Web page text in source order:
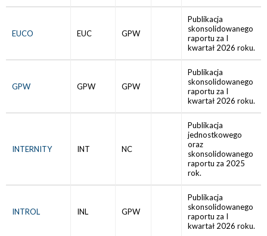
EUCO EUC GPW
Publikacja
skonsolidowanego
raportu za I
kwartał 2026 roku.
GPW GPW GPW
Publikacja
skonsolidowanego
raportu za I
kwartał 2026 roku.
INTERNITY INT NC
Publikacja
jednostkowego
oraz
skonsolidowanego
raportu za 2025
rok.
INTROL INL GPW
Publikacja
skonsolidowanego
raportu za I
kwartał 2026 roku.